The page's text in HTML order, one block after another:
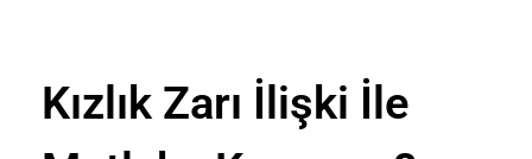
Kızlık Zarı İlişki İle